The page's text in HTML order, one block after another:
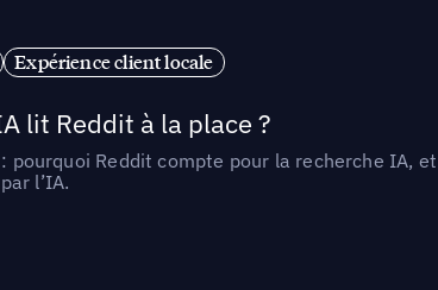
Expérience client locale
lit Reddit à la place ?
Reddit compte pour la recherche IA,
l’IA.